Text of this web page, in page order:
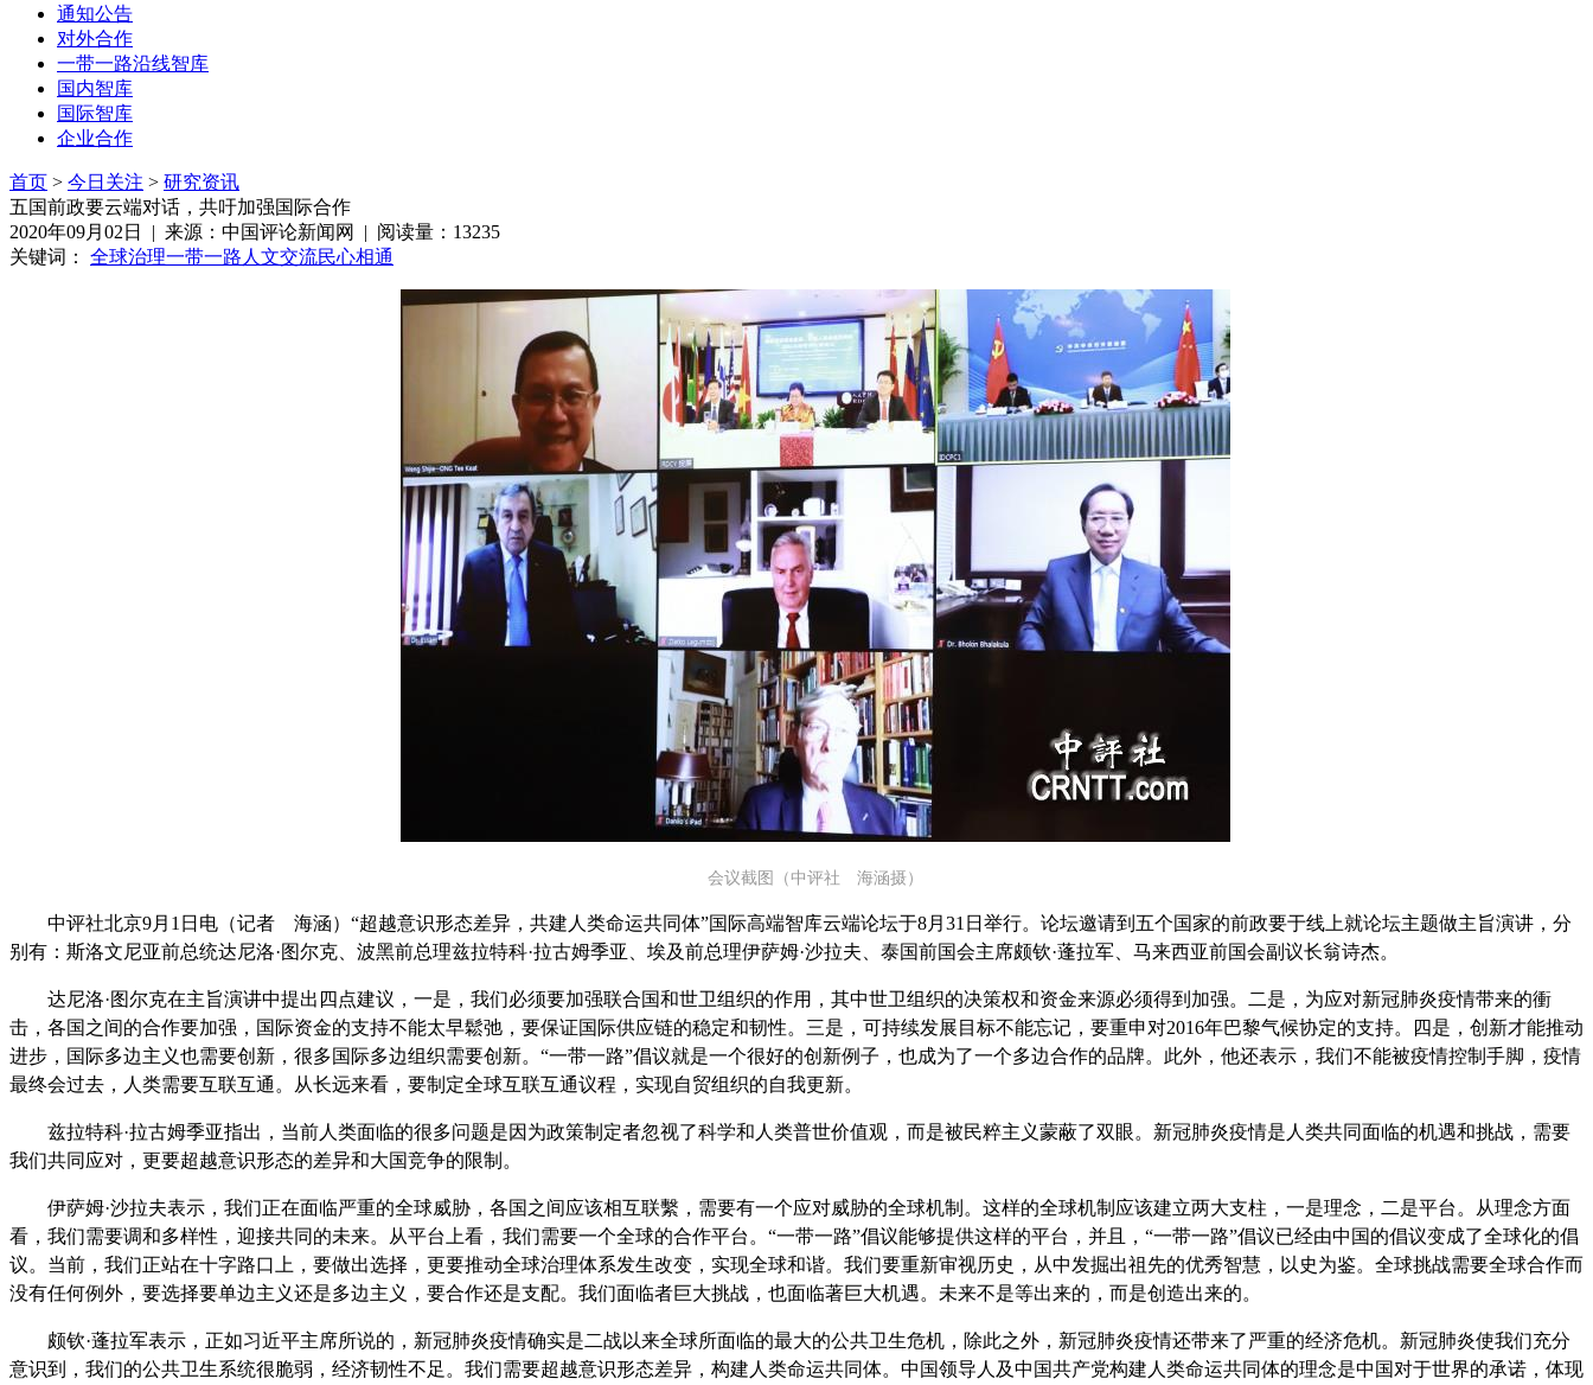
通知公告
对外合作
一带一路沿线智库
国内智库
国际智库
企业合作
首页 > 今日关注 > 研究资讯
五国前政要云端对话，共吁加强国际合作
2020年09月02日 | 来源：中国评论新闻网 | 阅读量：13235
关键词： 全球治理一带一路 人文交流民心相通
会议截图（中评社 海涵摄）
中评社北京9月1日电（记者 海涵）“超越意识形态差异，共建人类命运共同体”国际高端智库云端论坛于8月31日举行。论坛邀请到五个国家的前政要于线上就论坛主题做主旨演讲，分
别有：斯洛文尼亚前总统达尼洛·图尔克、波黑前总理兹拉特科·拉古姆季亚、埃及前总理伊萨姆·沙拉夫、泰国前国会主席颇钦·蓬拉军、马来西亚前国会副议长翁诗杰。
达尼洛·图尔克在主旨演讲中提出四点建议，一是，我们必须要加强联合国和世卫组织的作用，其中世卫组织的决策权和资金来源必须得到加强。二是，为应对新冠肺炎疫情带来的衝
击，各国之间的合作要加强，国际资金的支持不能太早鬆弛，要保证国际供应链的稳定和韧性。三是，可持续发展目标不能忘记，要重申对2016年巴黎气候协定的支持。四是，创新才能推动
进步，国际多边主义也需要创新，很多国际多边组织需要创新。“一带一路”倡议就是一个很好的创新例子，也成为了一个多边合作的品牌。此外，他还表示，我们不能被疫情控制手脚，疫情
最终会过去，人类需要互联互通。从长远来看，要制定全球互联互通议程，实现自贸组织的自我更新。
兹拉特科·拉古姆季亚指出，当前人类面临的很多问题是因为政策制定者忽视了科学和人类普世价值观，而是被民粹主义蒙蔽了双眼。新冠肺炎疫情是人类共同面临的机遇和挑战，需要
我们共同应对，更要超越意识形态的差异和大国竞争的限制。
伊萨姆·沙拉夫表示，我们正在面临严重的全球威胁，各国之间应该相互联繫，需要有一个应对威胁的全球机制。这样的全球机制应该建立两大支柱，一是理念，二是平台。从理念方面
看，我们需要调和多样性，迎接共同的未来。从平台上看，我们需要一个全球的合作平台。“一带一路”倡议能够提供这样的平台，并且，“一带一路”倡议已经由中国的倡议变成了全球化的倡
议。当前，我们正站在十字路口上，要做出选择，更要推动全球治理体系发生改变，实现全球和谐。我们要重新审视历史，从中发掘出祖先的优秀智慧，以史为鉴。全球挑战需要全球合作而
没有任何例外，要选择要单边主义还是多边主义，要合作还是支配。我们面临者巨大挑战，也面临著巨大机遇。未来不是等出来的，而是创造出来的。
颇钦·蓬拉军表示，正如习近平主席所说的，新冠肺炎疫情确实是二战以来全球所面临的最大的公共卫生危机，除此之外，新冠肺炎疫情还带来了严重的经济危机。新冠肺炎使我们充分
意识到，我们的公共卫生系统很脆弱，经济韧性不足。我们需要超越意识形态差异，构建人类命运共同体。中国领导人及中国共产党构建人类命运共同体的理念是中国对于世界的承诺，体现